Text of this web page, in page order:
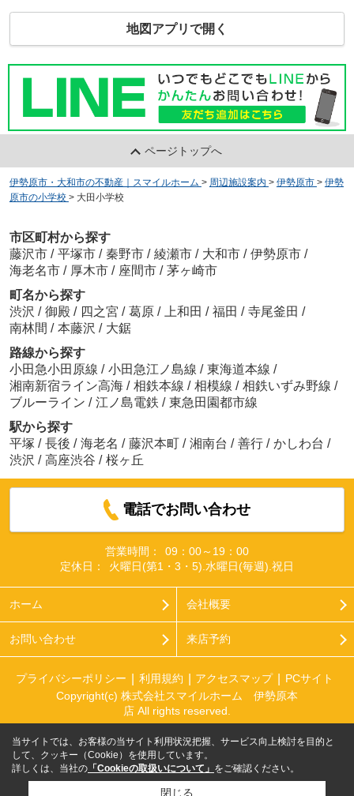
地図アプリで開く
ページトップへ
伊勢原市・大和市の不動産｜スマイルホーム > 周辺施設案内 > 伊勢原市 > 伊勢
原市の小学校 > 大田小学校
市区町村から探す
藤沢市 / 平塚市 / 秦野市 / 綾瀬市 / 大和市 / 伊勢原市 /
海老名市 / 厚木市 / 座間市 / 茅ヶ崎市
町名から探す
渋沢 / 御殿 / 四之宮 / 葛原 / 上和田 / 福田 / 寺尾釜田 /
南林間 / 本藤沢 / 大鋸
路線から探す
小田急小田原線 / 小田急江ノ島線 / 東海道本線 /
湘南新宿ライン高海 / 相鉄本線 / 相模線 / 相鉄いずみ野線 /
ブルーライン / 江ノ島電鉄 / 東急田園都市線
駅から探す
平塚 / 長後 / 海老名 / 藤沢本町 / 湘南台 / 善行 / かしわ台 /
渋沢 / 高座渋谷 / 桜ヶ丘
電話でお問い合わせ
営業時間：
09：00～19：00
定休日：
火曜日(第1・3・5).水曜日(毎週).祝日
ホーム 会社概要
お問い合わせ 来店予約
プライバシーポリシー 利用規約 アクセスマップ
PCサイト
Copyright(c) 株式会社スマイルホーム 伊勢原本
店 All rights reserved.
当サイトでは、お客様の当サイト利用状況把握、サービス向上検討を目的と
して、クッキー（Cookie）を使用しています。
詳しくは、当社の 「Cookieの取扱いについて」 をご確認ください。
閉じる